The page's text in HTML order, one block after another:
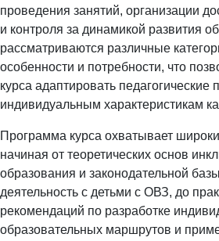
проведения занятий, организации
и контроля за динамикой развития
рассматриваются различные
особенности и потребности, что
курса адаптировать педагогические
индивидуальным характеристикам
Программа курса охватывает
начиная от теоретических основ
образования и законодательной
деятельность с детьми с ОВЗ, до
рекомендаций по разработке
образовательных маршрутов и